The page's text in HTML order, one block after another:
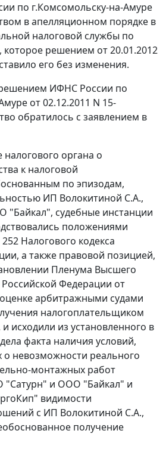
по г.Комсомольску-на-Амуре
в апелляционном порядке в
налоговой службы по
решением от 20.01.2012
его без изменения.
ИФНС России по
от 02.12.2011 N 15-
обратилось с заявлением в
органа о
к налоговой
по эпизодам,
ИП Волокитиной С.А.,
судебные инстанции
положениями
252 Налогового кодекса
а также правовой позицией,
Пленума Высшего
Федерации от
арбитражными судами
налогоплательщиком
исходили из установленного в
факта наличия условий,
о невозможности реального
монтажных работ
"Сатурн" и ООО "Байкал" и
видимости
с ИП Волокитиной С.А.,
получение